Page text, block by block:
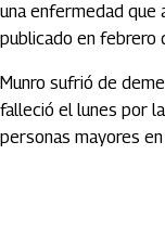
una enfermedad que
publicado en febrero
Munro sufrió de
falleció el lunes por
personas mayores en